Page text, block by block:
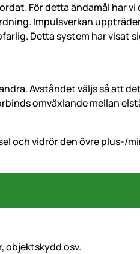
För detta ändamål har
Impulsverkan
Detta system har visat
Avståndet väljs så att
omväxlande mellan
objektskydd osv.